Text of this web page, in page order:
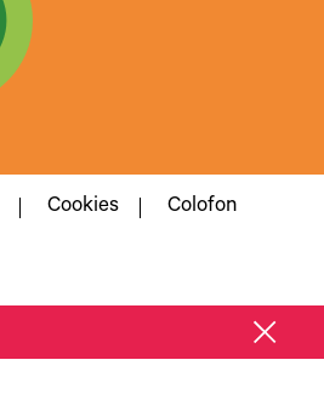
Cookies Colofon